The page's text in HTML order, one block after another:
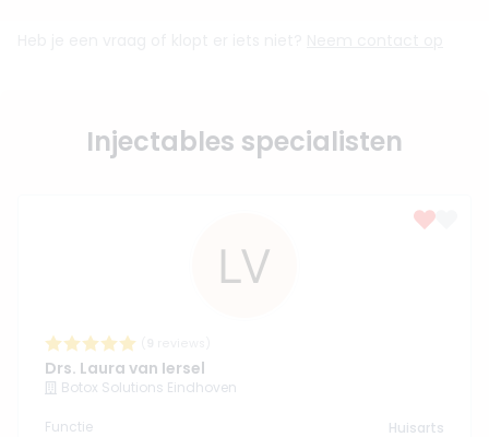
Injectables specialisten
Drs. Laura van Iersel
Botox Solutions Eindhoven
Functie Huisarts